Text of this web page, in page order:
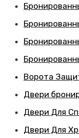
Ворота
Двери
Двери Для
Двери Для